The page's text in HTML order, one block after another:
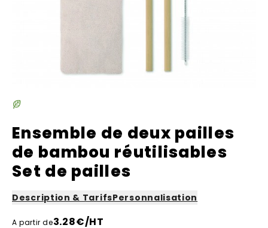
Ensemble de deux pailles
de bambou réutilisables
Set de pailles
Description & TarifsPersonnalisation
A partir de3.28€/HT